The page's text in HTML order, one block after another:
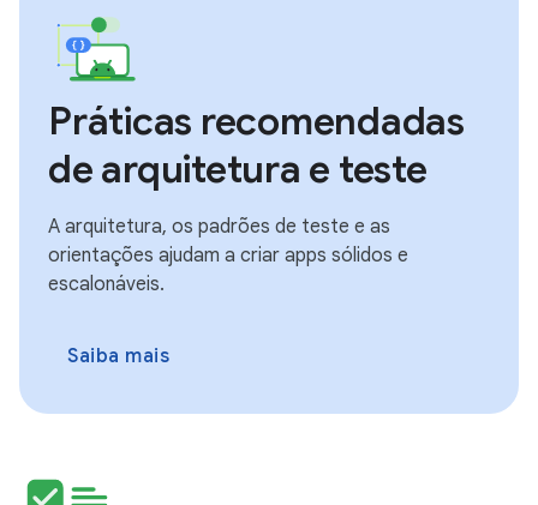
Práticas recomendadas
de arquitetura e teste
A arquitetura, os padrões de teste e as
orientações ajudam a criar apps sólidos e
escalonáveis.
Saiba mais